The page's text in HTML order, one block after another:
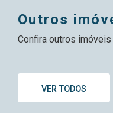
outros
Confira outros
VER TODOS